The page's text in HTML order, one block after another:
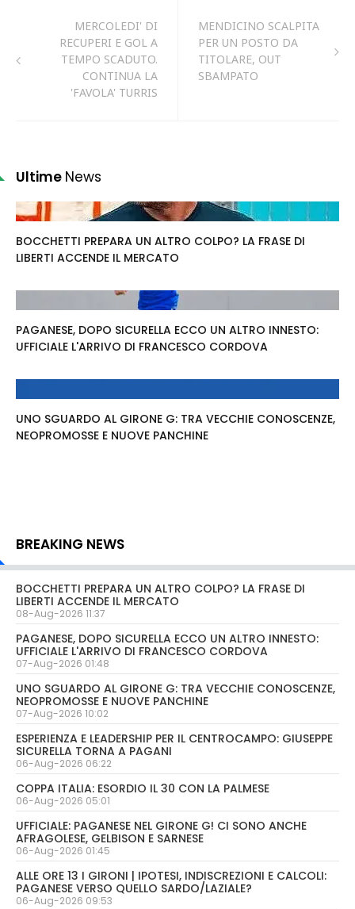
MERCOLEDI' DI
RECUPERI E GOL A
TEMPO SCADUTO.
CONTINUA LA
'FAVOLA' TURRIS
MENDICINO SCALPITA
PER UN POSTO DA
TITOLARE, OUT
SBAMPATO
Ultime News
BOCCHETTI PREPARA UN ALTRO COLPO? LA FRASE DI
LIBERTI ACCENDE IL MERCATO
PAGANESE, DOPO SICURELLA ECCO UN ALTRO INNESTO:
UFFICIALE L'ARRIVO DI FRANCESCO CORDOVA
UNO SGUARDO AL GIRONE G: TRA VECCHIE CONOSCENZE,
NEOPROMOSSE E NUOVE PANCHINE
BREAKING NEWS
BOCCHETTI PREPARA UN ALTRO COLPO? LA FRASE DI
LIBERTI ACCENDE IL MERCATO
08-Aug-2026 11:37
PAGANESE, DOPO SICURELLA ECCO UN ALTRO INNESTO:
UFFICIALE L'ARRIVO DI FRANCESCO CORDOVA
07-Aug-2026 01:48
UNO SGUARDO AL GIRONE G: TRA VECCHIE CONOSCENZE,
NEOPROMOSSE E NUOVE PANCHINE
07-Aug-2026 10:02
ESPERIENZA E LEADERSHIP PER IL CENTROCAMPO: GIUSEPPE
SICURELLA TORNA A PAGANI
06-Aug-2026 06:22
COPPA ITALIA: ESORDIO IL 30 CON LA PALMESE
06-Aug-2026 05:01
UFFICIALE: PAGANESE NEL GIRONE G! CI SONO ANCHE
AFRAGOLESE, GELBISON E SARNESE
06-Aug-2026 01:45
ALLE ORE 13 I GIRONI | IPOTESI, INDISCREZIONI E CALCOLI:
PAGANESE VERSO QUELLO SARDO/LAZIALE?
06-Aug-2026 09:53